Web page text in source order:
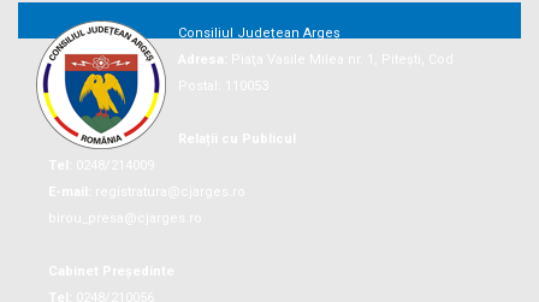
Consiliul Județean Argeș